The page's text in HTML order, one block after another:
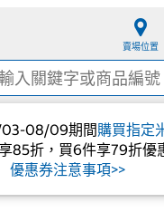
賣場位置
08/09期間購買指定
85折，買6件享79折優
優惠券注意事項>>